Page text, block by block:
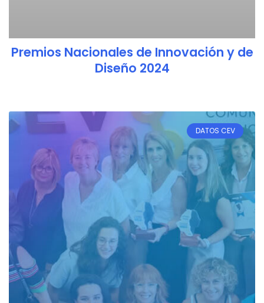
Premios Nacionales de Innovación y de
Diseño 2024
DATOS CEV